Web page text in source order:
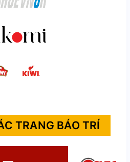
TRANG BÁO TRÍ